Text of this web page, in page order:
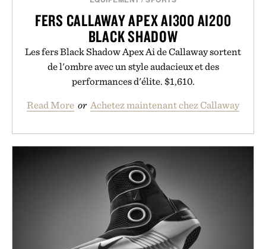
FERS CALLAWAY APEX AI300 AI200
BLACK SHADOW
Les fers Black Shadow Apex Ai de Callaway sortent
de l'ombre avec un style audacieux et des
performances d'élite. $1,610.
Read More or Achetez maintenant chez Callaway